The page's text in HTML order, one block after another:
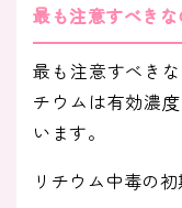
最も注意すべき
最も注意すべきな
チウムは有効濃
います。
リチウム中毒の